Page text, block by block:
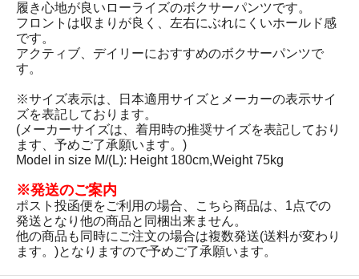
履き心地が良いローライズのボクサーパンツです。
フロントは収まりが良く、左右にぶれにくいホールド感
です。
アクティブ、デイリーにおすすめのボクサーパンツで
す。
※サイズ表示は、日本適用サイズとメーカーの表示サイ
ズを表記しております。
(メーカーサイズは、着用時の推奨サイズを表記しており
ます、予めご了承願います。)
Model in size M/(L): Height 180cm,Weight 75kg
※発送のご案内
ポスト投函便をご利用の場合、こちら商品は、1点での
発送となり他の商品と同梱出来ません。
他の商品も同時にご注文の場合は複数発送(送料が変わり
ます。)となりますので予めご了承願います。